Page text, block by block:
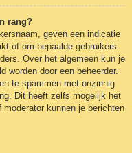
rang?
geven een indicatie
of om bepaalde gebruikers
Over het algemeen kun je
worden door een beheerder.
te spammen met onzinnig
Dit heeft zelfs mogelijk het
kunnen je berichten